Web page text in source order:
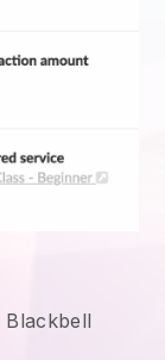
Blackbell